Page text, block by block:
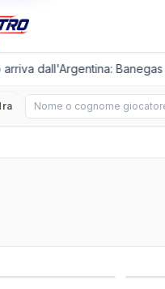
dall'Argentina: Banegas
Cerca giocatore